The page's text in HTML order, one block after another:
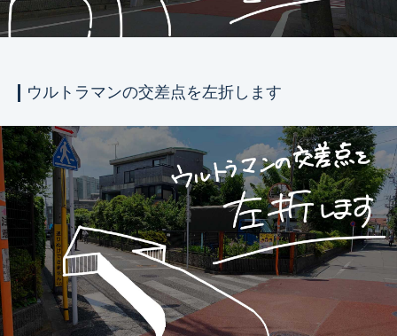
ウルトラマンの交差点を左折します